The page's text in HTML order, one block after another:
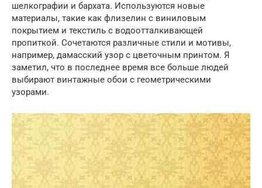
шелкографии и бархата. Используются новые
материалы, такие как флизелин с виниловым
покрытием и текстиль с водоотталкивающей
пропиткой. Сочетаются различные стили и мотивы,
например, дамасский узор с цветочным принтом. Я
заметил, что в последнее время все больше людей
выбирают винтажные обои с геометрическими
узорами.